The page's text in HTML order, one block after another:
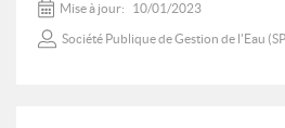
Mise à jour: 10/01/2023
Société Publique de Gestion de l'Eau